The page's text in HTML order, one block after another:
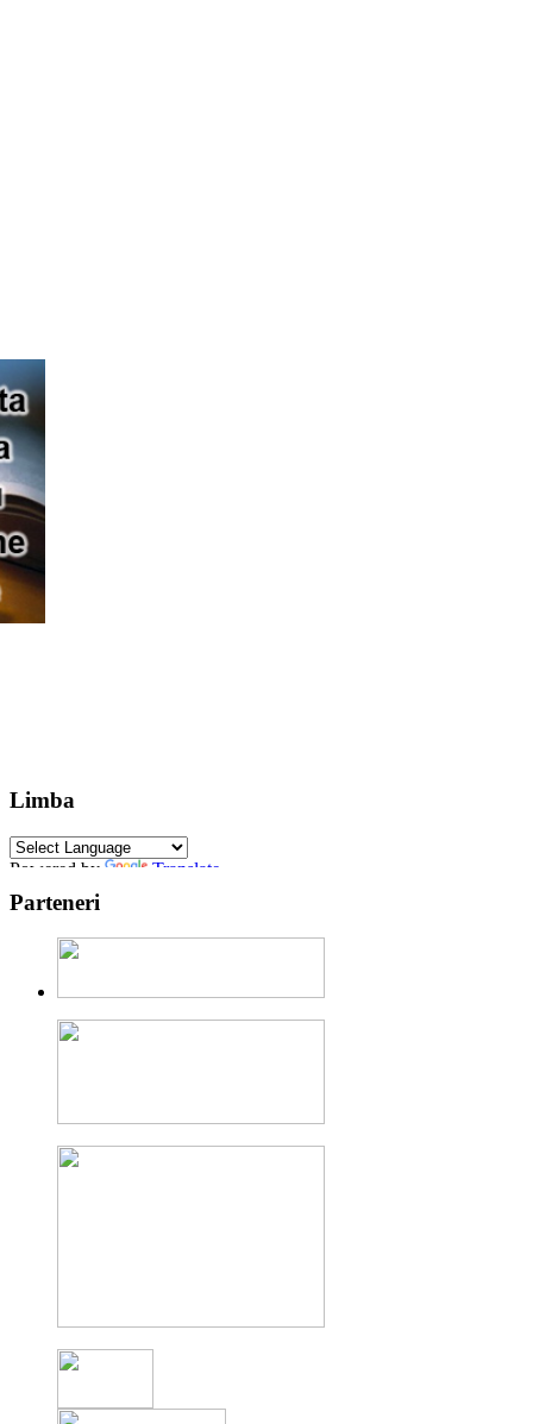
Limba
Powered by Translate
Parteneri